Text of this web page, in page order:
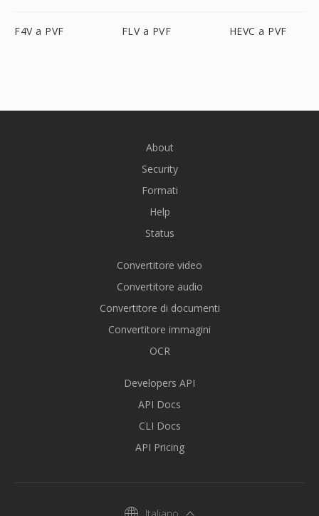
F4V a PVF FLV a PVF HEVC a PVF
About
Security
Formati
Help
Status
Convertitore video
Convertitore audio
Convertitore di documenti
Convertitore immagini
OCR
Developers API
API Docs
CLI Docs
API Pricing